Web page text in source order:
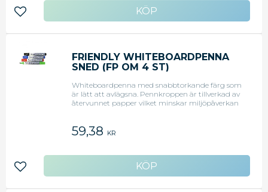
Lägg till i favoriter
FRIENDLY WHITEBOARDPENNA
SNED (FP OM 4 ST)
Whiteboardpenna med snabbtorkande färg som
är lätt att avlägsna. Pennkroppen är tillverkad av
återvunnet papper vilket minskar miljöpåverkan
59,38 KR
Lägg till i favoriter